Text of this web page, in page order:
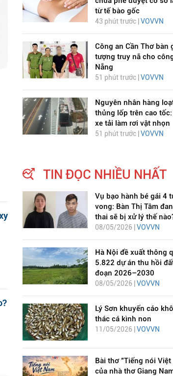
DỊCH VIÊM PHỔI COVID-
từ tế bào gốc
43 phút trước | VOVVN
Công an Cần Thơ bàn
tượng truy nã cho
Nẵng
51 phút trước | VOVVN
Nguyên nhân hàng
thủng lốp trên cao
xe tải làm rơi vật nhọn
51 phút trước | VOVVN
TIN ĐỌC NHIỀU NHẤT
Vụ bạo hành bé gái 4
vong: Bàn Thị Tâm
thai sẽ bị xử lý thế
08/05/2026 | VOVVN
Hà Nội đề xuất thông
5.822 dự án thu hồi
đoạn 2026–2030
08/05/2026 | VOVVN
Lý Sơn khuyến cáo
thác cá kình non
11/05/2026 | VOVVN
Bài thơ "Tiếng nói Việt
của nhà thơ Giang